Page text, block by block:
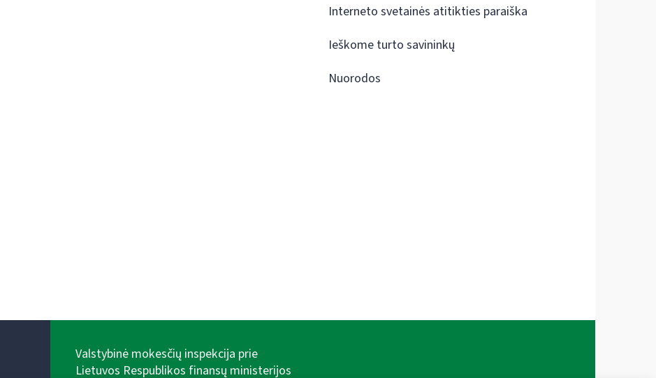
Interneto svetainės atitikties paraiška
Ieškome turto savininkų
Nuorodos
Valstybinė mokesčių inspekcija prie
Lietuvos Respublikos finansų ministerijos